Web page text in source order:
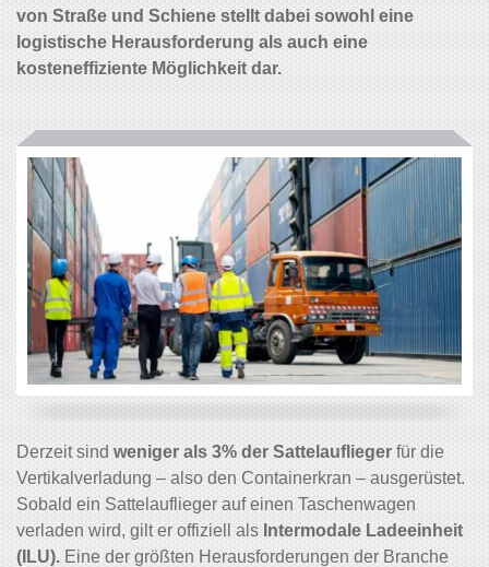
von Straße und Schiene stellt dabei sowohl eine
logistische Herausforderung als auch eine
kosteneffiziente Möglichkeit dar.
Derzeit sind weniger als 3% der Sattelauflieger für die
Vertikalverladung – also den Containerkran – ausgerüstet.
Sobald ein Sattelauflieger auf einen Taschenwagen
verladen wird, gilt er offiziell als Intermodale Ladeeinheit
(ILU). Eine der größten Herausforderungen der Branche